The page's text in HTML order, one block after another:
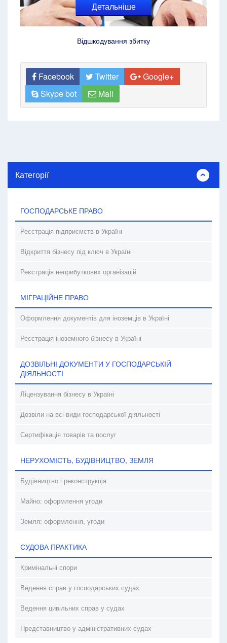
Детальніше
Відшкодування збитку
Facebook Twitter
Google+
Skype bot
Mail
Категорії
ГОСПОДАРСЬКЕ ПРАВО
Реєстрація підприємств в Україні
Відкриття бізнесу під ключ в Україні
Реєстрація неприбуткових організацій
МІГРАЦІЙНЕ ПРАВО
Оформлення документів для іноземців в Україні
Реєстрація іноземного бізнесу в Україні
ДОЗВІЛЬНІ ДОКУМЕНТИ У ГОСПОДАРСЬКІЙ
ДІЯЛЬНОСТІ
Ліцензування бізнесу в Україні
Дозвіли на всі види господарської діяльності
Сертифікація товарів та послуг
НЕРУХОМІСТЬ, БУДІВНИЦТВО, ЗЕМЛЯ
Будівництво і реконструкція
Майно: оформлення угоди
Земля: оформлення, угоди
СУДОВА ПРАКТИКА
Кримінальні спори
Ведення справ у господарських судах
Ведення цивільних справ у судах
Представництво у адміністративних судах